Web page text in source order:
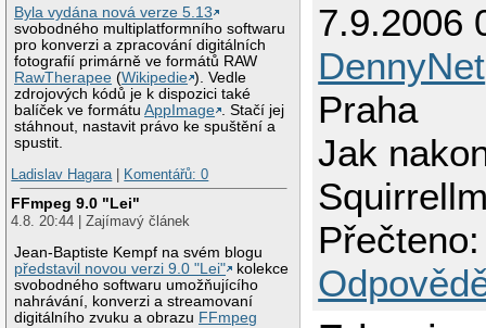
Byla vydána nová verze 5.13
svobodného multiplatformního softwaru
pro konverzi a zpracování digitálních
fotografií primárně ve formátů RAW
RawTherapee (Wikipedie ). Vedle
zdrojových kódů je k dispozici také
balíček ve formátuAppImage
. Stačí jej
stáhnout, nastavit právo ke spuštění a
spustit.
Ladislav Hagara| Komentářů: 0
FFmpeg 9.0 "Lei"
4.8. 20:44 | Zajímavý článek
Jean-Baptiste Kempf na svém blogu
představil novou verzi 9.0 "Lei"
kolekce
svobodného softwaru umožňujícího
nahrávání, konverzi a streamovaní
digitálního zvuku a obrazu FFmpeg
7.9.2006
DennyNet
Praha
Jak